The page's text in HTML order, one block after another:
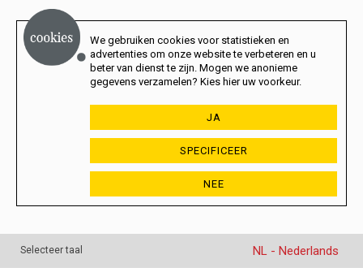
We gebruiken cookies voor statistieken en
advertenties om onze website te verbeteren en u
beter van dienst te zijn. Mogen we anonieme
gegevens verzamelen? Kies hier uw voorkeur.
JA
SPECIFICEER
NEE
Selecteer taal NL - Nederlands